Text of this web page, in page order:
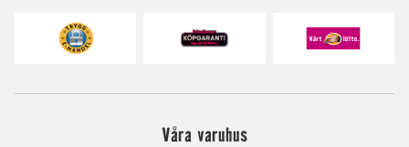
Våra varuhus